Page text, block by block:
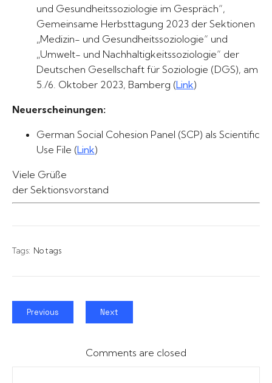
und Gesundheitssoziologie im Gespräch“,
Gemeinsame Herbsttagung 2023 der Sektionen
„Medizin- und Gesundheitssoziologie“ und
„Umwelt- und Nachhaltigkeitssoziologie“ der
Deutschen Gesellschaft für Soziologie (DGS), am
5./6. Oktober 2023, Bamberg (Link)
Neuerscheinungen:
German Social Cohesion Panel (SCP) als Scientific
Use File (Link)
Viele Grüße
der Sektionsvorstand
Tags: No tags
Previous Next
Comments are closed